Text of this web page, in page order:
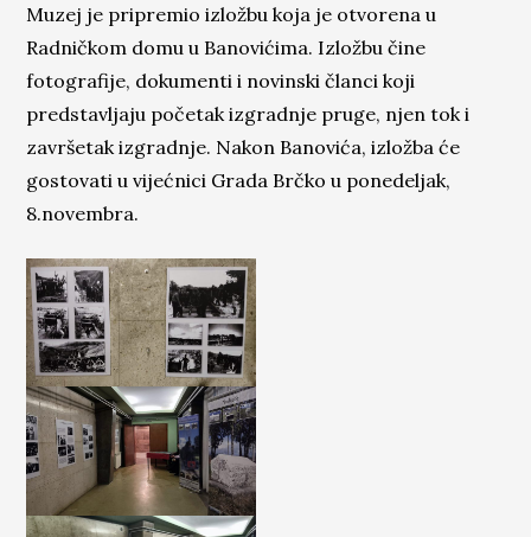
Muzej je pripremio izložbu koja je otvorena u
Radničkom domu u Banovićima. Izložbu čine
fotografije, dokumenti i novinski članci koji
predstavljaju početak izgradnje pruge, njen tok i
završetak izgradnje. Nakon Banovića, izložba će
gostovati u vijećnici Grada Brčko u ponedeljak,
8.novembra.